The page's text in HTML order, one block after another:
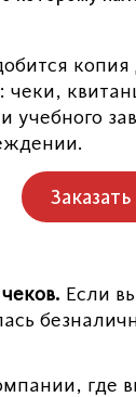
копия
учебного
Если
где